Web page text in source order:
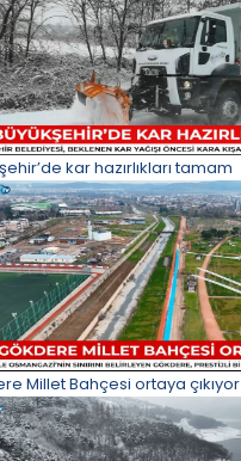
kar hazırlıkları tamam
Millet Bahçesi ortaya çıkıyor